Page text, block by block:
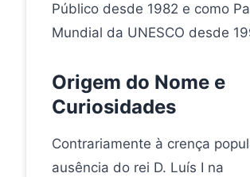
Público desde 1982 e como
Mundial da UNESCO desde
Origem do Nome e
Curiosidades
Contrariamente à crença
ausência do rei D. Luís I na